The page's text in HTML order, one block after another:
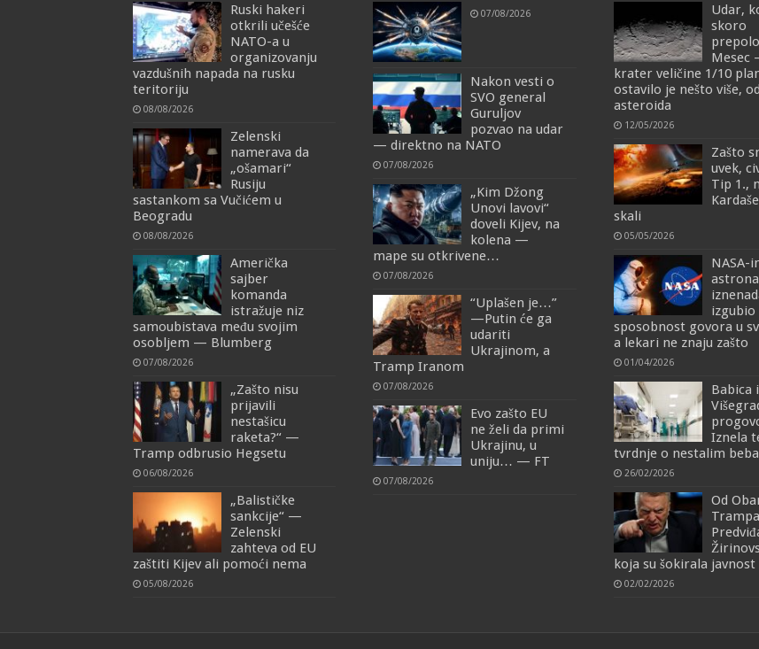
Ruski hakeri
otkrili učešće
NATO-a u
organizovanju
vazdušnih napada na rusku
teritoriju
08/08/2026
Zelenski
namerava da
„ošamari“
Rusiju
sastankom sa Vučićem u
Beogradu
08/08/2026
Američka
sajber
komanda
istražuje niz
samoubistava među svojim
osobljem — Blumberg
07/08/2026
„Zašto nisu
prijavili
nestašicu
raketa?“ —
Tramp odbrusio Hegsetu
06/08/2026
„Balističke
sankcije“ —
Zelenski
zahteva od EU
zaštiti Kijev ali pomoći nema
05/08/2026
07/08/2026
Nakon vesti o
SVO general
Guruljov
pozvao na udar
— direktno na NATO
07/08/2026
„Kim Džong
Unovi lavovi“
doveli Kijev, na
kolena —
mape su otkrivene…
07/08/2026
“Uplašen je…”
—Putin će ga
udariti
Ukrajinom, a
Tramp Iranom
07/08/2026
Evo zašto EU
ne želi da primi
Ukrajinu, u
uniju… — FT
07/08/2026
Udar,
skoro
Mesec
krater veličine 1/10
ostavilo je nešto više,
asteroida
12/05/2026
Zašto
uvek,
Tip 1.,
skali
05/05/2026
NASA-
izgubio
sposobnost govora u
a lekari ne znaju zašto
01/04/2026
Babica
Iznela
tvrdnje o nestalim
26/02/2026
Od
koja su šokirala javnost
02/02/2026